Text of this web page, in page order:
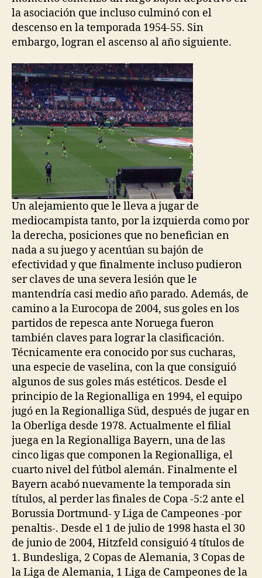
la asociación que incluso culminó con el
descenso en la temporada 1954-55. Sin
embargo, logran el ascenso al año siguiente.
Un alejamiento que le lleva a jugar de
mediocampista tanto, por la izquierda como por
la derecha, posiciones que no benefician en
nada a su juego y acentúan su bajón de
efectividad y que finalmente incluso pudieron
ser claves de una severa lesión que le
mantendría casi medio año parado. Además, de
camino a la Eurocopa de 2004, sus goles en los
partidos de repesca ante Noruega fueron
también claves para lograr la clasificación.
Técnicamente era conocido por sus cucharas,
una especie de vaselina, con la que consiguió
algunos de sus goles más estéticos. Desde el
principio de la Regionalliga en 1994, el equipo
jugó en la Regionalliga Süd, después de jugar en
la Oberliga desde 1978. Actualmente el filial
juega en la Regionalliga Bayern, una de las
cinco ligas que componen la Regionalliga, el
cuarto nivel del fútbol alemán. Finalmente el
Bayern acabó nuevamente la temporada sin
títulos, al perder las finales de Copa -5:2 ante el
Borussia Dortmund- y Liga de Campeones -por
penaltis-. Desde el 1 de julio de 1998 hasta el 30
de junio de 2004, Hitzfeld consiguió 4 títulos de
1. Bundesliga, 2 Copas de Alemania, 3 Copas de
la Liga de Alemania, 1 Liga de Campeones de la